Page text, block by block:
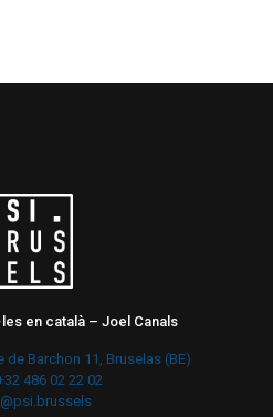
en català – Joel Canals
de Barchon 11, Bruselas (BE)
486 02 22 02